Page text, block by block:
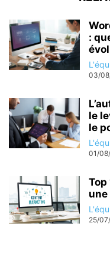
:
03/
le
le
01/
Top
25/